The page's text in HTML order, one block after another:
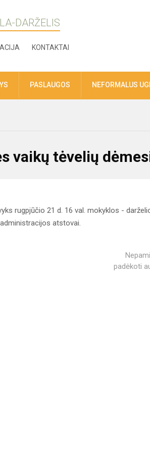
DARŽELIS
KONTAKTAI
PASLAUGOS NEFORMALUS
vaikų tėvelių
rugpjūčio 21 d. 16 val. mokyklos -
atstovai.
padėkoti